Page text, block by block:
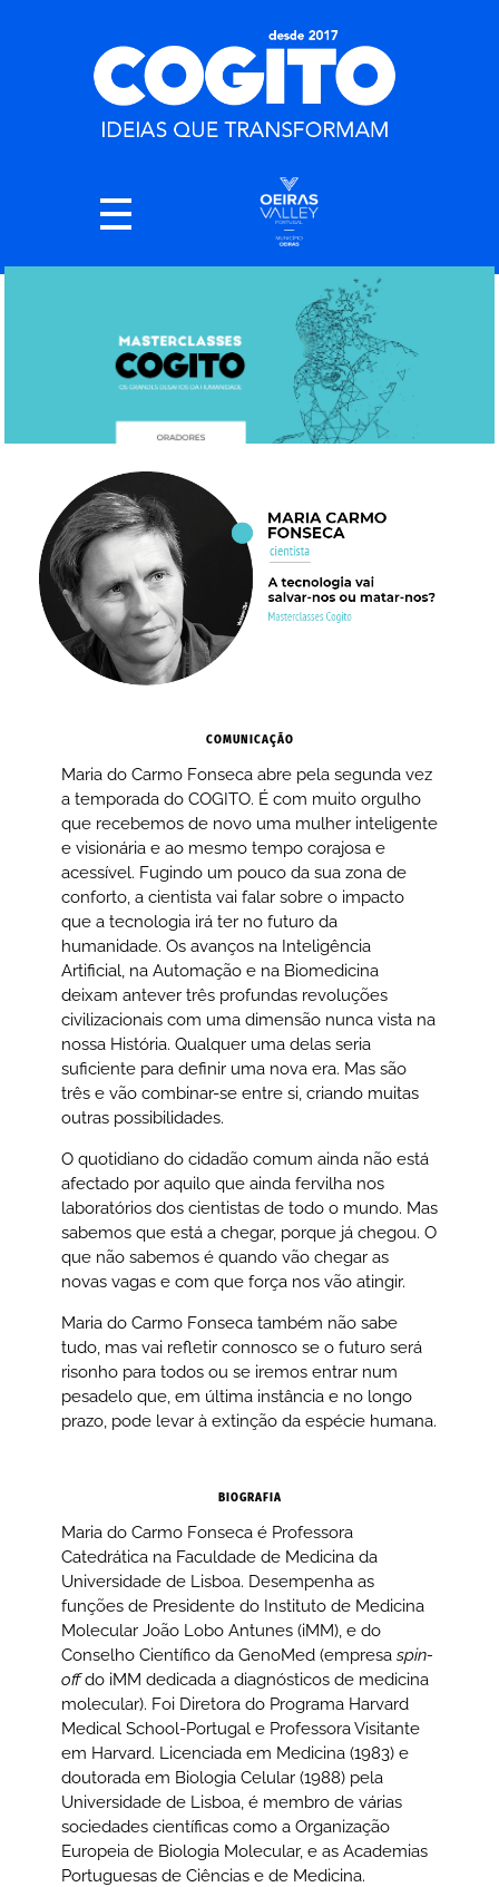
COMUNICAÇÃO
Maria do Carmo Fonseca abre pela segunda vez
a temporada do COGITO. É com muito orgulho
que recebemos de novo uma mulher inteligente
e visionária e ao mesmo tempo corajosa e
acessível. Fugindo um pouco da sua zona de
conforto, a cientista vai falar sobre o impacto
que a tecnologia irá ter no futuro da
humanidade. Os avanços na Inteligência
Artificial, na Automação e na Biomedicina
deixam antever três profundas revoluções
civilizacionais com uma dimensão nunca vista na
nossa História. Qualquer uma delas seria
suficiente para definir uma nova era. Mas são
três e vão combinar-se entre si, criando muitas
outras possibilidades.
O quotidiano do cidadão comum ainda não está
afectado por aquilo que ainda fervilha nos
laboratórios dos cientistas de todo o mundo. Mas
sabemos que está a chegar, porque já chegou. O
que não sabemos é quando vão chegar as
novas vagas e com que força nos vão atingir.
Maria do Carmo Fonseca também não sabe
tudo, mas vai refletir connosco se o futuro será
risonho para todos ou se iremos entrar num
pesadelo que, em última instância e no longo
prazo, pode levar à extinção da espécie humana.
BIOGRAFIA
Maria do Carmo Fonseca é Professora
Catedrática na Faculdade de Medicina da
Universidade de Lisboa. Desempenha as
funções de Presidente do Instituto de Medicina
Molecular João Lobo Antunes (iMM), e do
Conselho Científico da GenoMed (empresa spin-
offdo iMM dedicada a diagnósticos de medicina
molecular). Foi Diretora do Programa Harvard
Medical School-Portugal e Professora Visitante
em Harvard. Licenciada em Medicina (1983) e
doutorada em Biologia Celular (1988) pela
Universidade de Lisboa, é membro de várias
sociedades científicas como a Organização
Europeia de Biologia Molecular, e as Academias
Portuguesas de Ciências e de Medicina.